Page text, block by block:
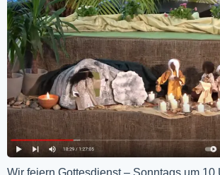
Wir feiern Gottesdienst – Sonntags um 10